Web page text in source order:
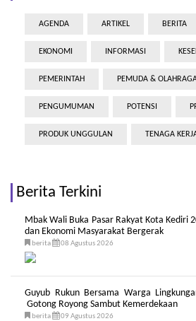
AGENDA ARTIKEL BERITA
EKONOMI INFORMASI
PEMERINTAH PEMUDA &
PENGUMUMAN POTENSI
PRODUK UNGGULAN TENAGA
Berita Terkini
Mbak Wali Buka Pasar Rakyat Kota Kediri
dan Ekonomi Masyarakat Bergerak
berita 08 Agustus 2026
Guyub Rukun Bersama Warga
Gotong Royong Sambut Kemerdekaan
berita 09 Agustus 2026